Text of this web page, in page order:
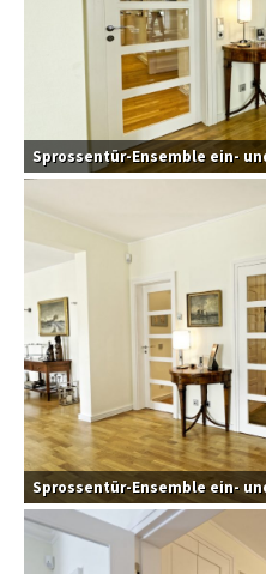
Sprossentür-Ensemble ein-
Sprossentür-Ensemble ein-